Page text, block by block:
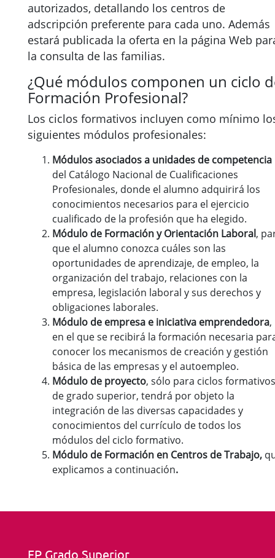
autorizados, detallando los centros de
adscripción preferente para cada uno. Además
estará publicada la oferta en la página Web
la consulta de las familias.
¿Qué módulos componen un ciclo
Formación Profesional?
Los ciclos formativos incluyen como mínimo
siguientes módulos profesionales:
Módulos asociados a unidades de competencia
del Catálogo Nacional de Cualificaciones
Profesionales, donde el alumno adquirirá los
conocimientos necesarios para el ejercicio
cualificado de la profesión que ha elegido.
Módulo de Formación y Orientación Laboral,
que el alumno conozca cuáles son las
oportunidades de aprendizaje, de empleo, la
organización del trabajo, relaciones con la
empresa, legislación laboral y sus derechos y
obligaciones laborales.
Módulo de empresa e iniciativa emprendedora,
en el que se recibirá la formación necesaria
conocer los mecanismos de creación y gestión
básica de las empresas y el autoempleo.
Módulo de proyecto, sólo para ciclos formativos
de grado superior, tendrá por objeto la
integración de las diversas capacidades y
conocimientos del currículo de todos los
módulos del ciclo formativo.
Módulo de Formación en Centros de Trabajo,
explicamos a continuación.
FP Grado Superior